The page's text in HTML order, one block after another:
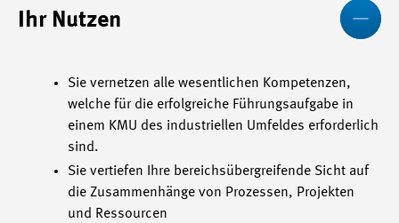
Ihr Nutzen
Sie vernetzen alle wesentlichen Kompetenzen,
welche für die erfolgreiche Führungsaufgabe in
einem KMU des industriellen Umfeldes erforderlich
sind.
Sie vertiefen Ihre bereichsübergreifende Sicht auf
die Zusammenhänge von Prozessen, Projekten
und Ressourcen